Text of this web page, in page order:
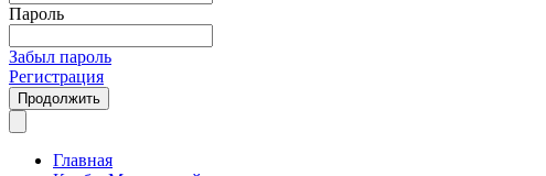
Пароль
Забыл пароль
Регистрация
Продолжить
Главная